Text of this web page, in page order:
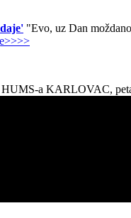
"Evo, uz Dan
a KARLOVAC,